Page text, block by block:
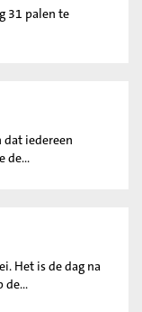
31 palen te
dat iedereen
de...
Het is de dag na
de...